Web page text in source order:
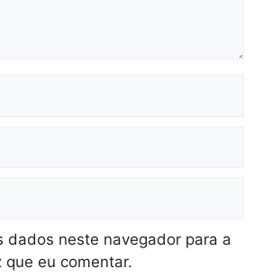
dados neste navegador para a
que eu comentar.